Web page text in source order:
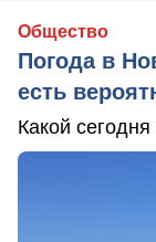
Общество
Погода в
есть
Какой